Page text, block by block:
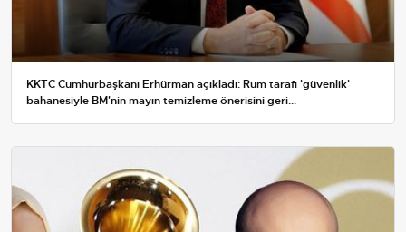
KKTC Cumhurbaşkanı Erhürman açıkladı: Rum tarafı 'güvenlik'
bahanesiyle BM'nin mayın temizleme önerisini geri...